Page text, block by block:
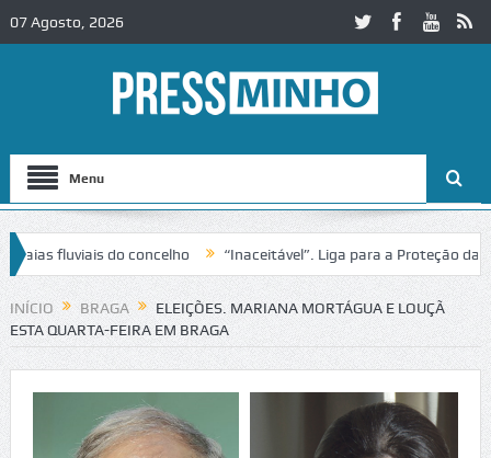
07 Agosto, 2026
Menu
fluviais do concelho “Inaceitável”. Liga para a Proteção da
no IC2 em Alcobaça Igreja do Castelo de Cerveira
INÍCIO BRAGA
ELEIÇÕES. MARIANA MORTÁGUA E LOUÇÃ
ESTA QUARTA-FEIRA EM BRAGA